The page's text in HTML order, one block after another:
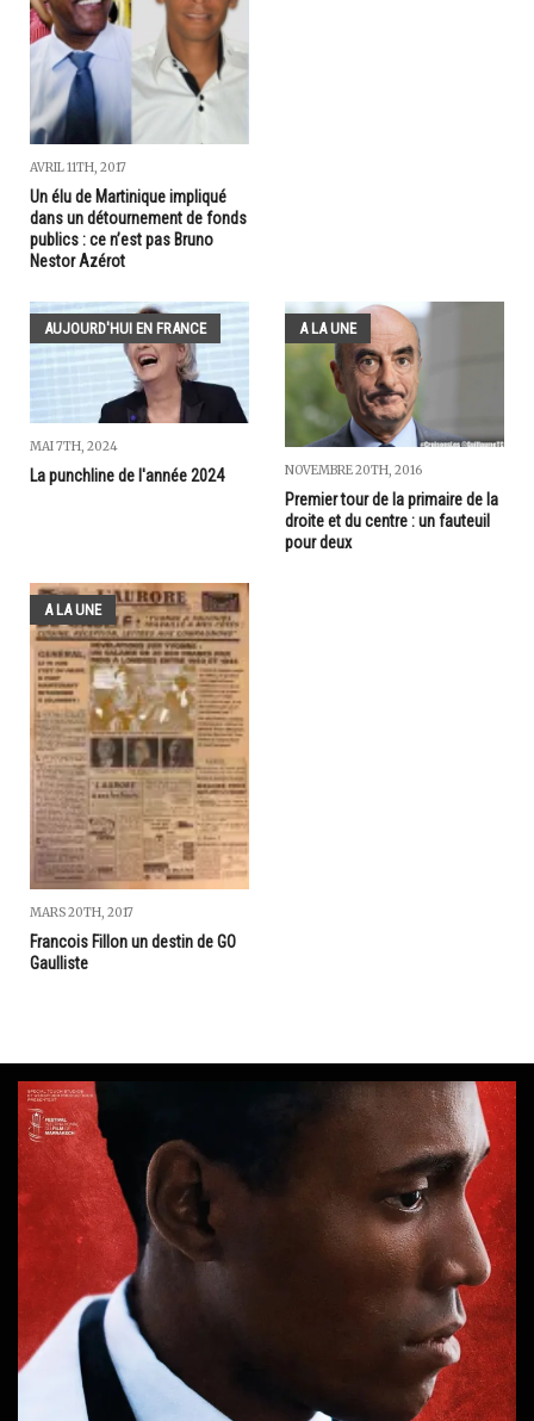
AVRIL 11TH, 2017
Un élu de Martinique impliqué
dans un détournement de fonds
publics : ce n’est pas Bruno
Nestor Azérot
AUJOURD'HUI EN FRANCE
MAI 7TH, 2024
La punchline de l'année 2024
A LA UNE
NOVEMBRE 20TH, 2016
Premier tour de la primaire de la
droite et du centre : un fauteuil
pour deux
A LA UNE
MARS 20TH, 2017
Francois Fillon un destin de GO
Gaulliste